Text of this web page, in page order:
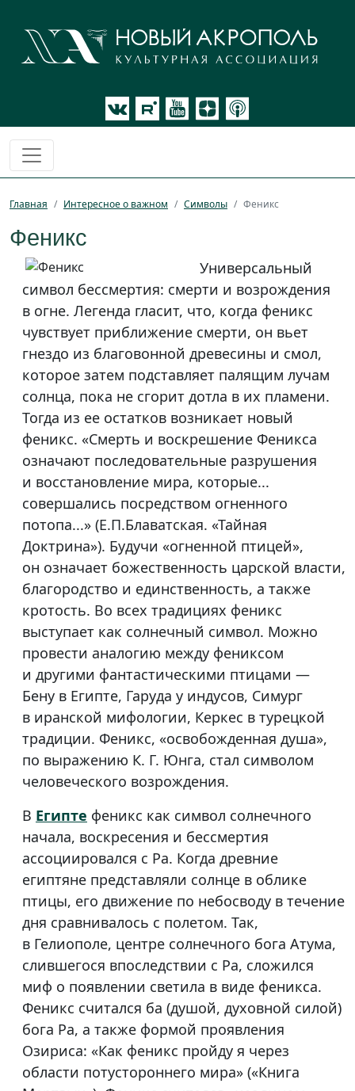
Главная Интересное о важном Символы Феникс
Феникс
Универсальный
символ бессмертия: смерти и возрождения
в огне. Легенда гласит, что, когда феникс
чувствует приближение смерти, он вьет
гнездо из благовонной древесины и смол,
которое затем подставляет палящим лучам
солнца, пока не сгорит дотла в их пламени.
Тогда из ее остатков возникает новый
феникс. «Смерть и воскрешение Феникса
означают последовательные разрушения
и восстановление мира, которые...
совершались посредством огненного
потопа...» (Е.П.Блаватская. «Тайная
Доктрина»). Будучи «огненной птицей»,
он означает божественность царской власти,
благородство и единственность, а также
кротость. Во всех традициях феникс
выступает как солнечный символ. Можно
провести аналогию между фениксом
и другими фантастическими птицами —
Бену в Египте, Гаруда у индусов, Симург
в иранской мифологии, Керкес в турецкой
традиции. Феникс, «освобожденная душа»,
по выражению К. Г. Юнга, стал символом
человеческого возрождения.
В Египте феникс как символ солнечного
начала, воскресения и бессмертия
ассоциировался с Ра. Когда древние
египтяне представляли солнце в облике
птицы, его движение по небосводу в течение
дня сравнивалось с полетом. Так,
в Гелиополе, центре солнечного бога Атума,
слившегося впоследствии с Ра, сложился
миф о появлении светила в виде феникса.
Феникс считался ба (душой, духовной силой)
бога Ра, а также формой проявления
Озириса: «Как феникс пройду я через
области потустороннего мира» («Книга